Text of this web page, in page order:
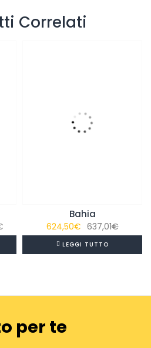
Correlati
Bahia
637,01€Il
prezzo
624,50€
Il
prezzo
LEGGI TUTTO
per te